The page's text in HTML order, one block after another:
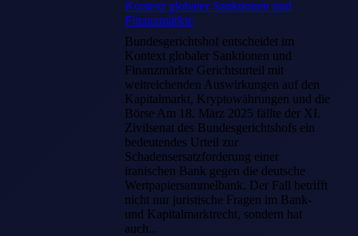
Kontext globaler Sanktionen und
Finanzmärkte
Bundesgerichtshof entscheidet im
Kontext globaler Sanktionen und
Finanzmärkte Gerichtsurteil mit
weitreichenden Auswirkungen auf den
Kapitalmarkt, Kryptowährungen und die
Börse Am 18. März 2025 fällte der XI.
Zivilsenat des Bundesgerichtshofs ein
bedeutendes Urteil zur
Schadensersatzforderung einer
iranischen Bank gegen die deutsche
Wertpapiersammelbank. Der Fall betrifft
nicht nur juristische Fragen im Bank-
und Kapitalmarktrecht, sondern hat
auch...